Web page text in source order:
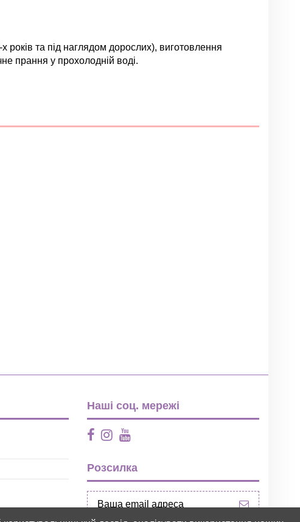
років та під наглядом дорослих), виготовлення
прання у прохолодній воді.
Наші соц. мережі
Розсилка